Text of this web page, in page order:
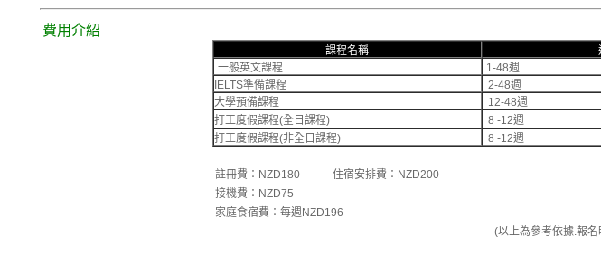
費用介紹
課程名稱
一般英文課程
1-48週
IELTS準備課程
2-48週
大學預備課程
12-48週
打工度假課程(全日課程)
8 -12週
打工度假課程(非全日課程)
8 -12週
註冊費：NZD180 住宿安排費：NZD200
接機費：NZD75
家庭食宿費：每週NZD196
(以上為參考依據.報